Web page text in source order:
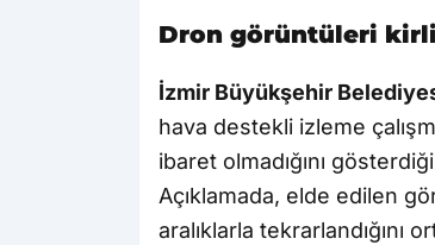
Dron görüntüleri
İzmir Büyükşehir
hava destekli izleme
ibaret olmadığını
Açıklamada, elde edilen
aralıklarla